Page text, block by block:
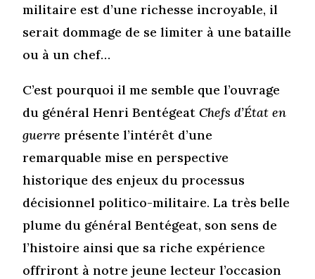
militaire est d’une richesse incroyable, il
serait dommage de se limiter à une bataille
ou à un chef…
C’est pourquoi il me semble que l’ouvrage
du général Henri BentégeatChefs d’État en
guerre présente l’intérêt d’une
remarquable mise en perspective
historique des enjeux du processus
décisionnel politico-militaire. La très belle
plume du général Bentégeat, son sens de
l’histoire ainsi que sa riche expérience
offriront à notre jeune lecteur l’occasion